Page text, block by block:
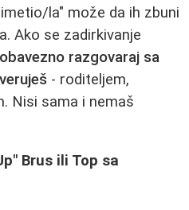
la" može da ih zbuni
Ako se zadirkivanje
obavezno razgovaraj sa
- roditeljem,
Nisi sama i nemaš
Brus ili Top sa